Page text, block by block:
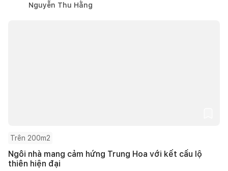
Nguyễn Thu Hằng
Trên 200m2
Ngôi nhà mang cảm hứng Trung Hoa với kết cấu lộ
thiên hiện đại